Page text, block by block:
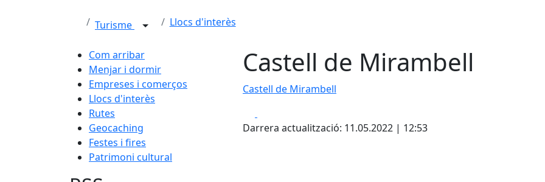
Turisme Llocs d'interès
Com arribar
Menjar i dormir
Empreses i comerços
Llocs d'interès
Rutes
Geocaching
Festes i fires
Patrimoni cultural
Castell de Mirambell
Castell de Mirambell
Darrera actualització: 11.05.2022 | 12:53